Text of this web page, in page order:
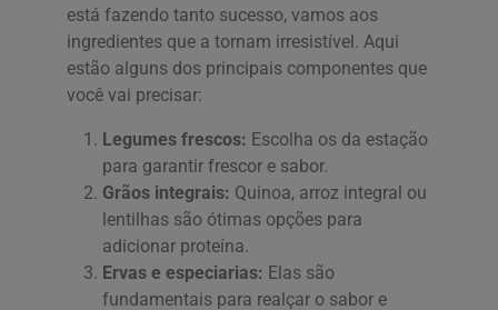
está fazendo tanto sucesso, vamos aos
ingredientes que a tornam irresistível. Aqui
estão alguns dos principais componentes que
você vai precisar:
Legumes frescos: Escolha os da estação
para garantir frescor e sabor.
Grãos integrais: Quinoa, arroz integral ou
lentilhas são ótimas opções para
adicionar proteína.
Ervas e especiarias: Elas são
fundamentais para realçar o sabor e